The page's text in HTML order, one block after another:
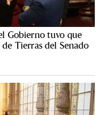
Gobierno tuvo que
Tierras del Senado